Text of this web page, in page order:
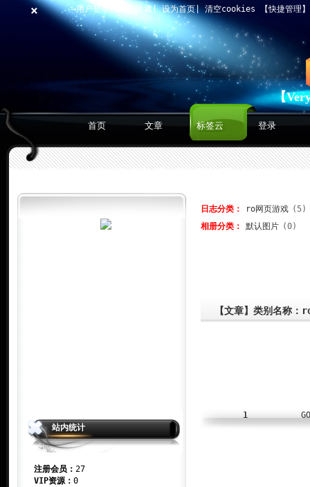
× →用户登录| 加入收藏|设为首页|清空cookies 【快捷管理
首页 文章 标签云 登录
【
站内统计
注册会员： 27
VIP资源： 0
日志分类： ro网页游戏 (5)
相册分类：
默认图片 (0)
【文章】类别名称：
1 GO